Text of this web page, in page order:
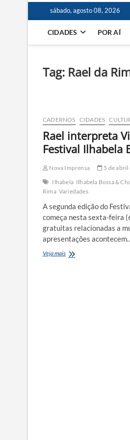
sábado, agosto 08, 2026
CIDADES POR AÍ
Tag: Rael da
CADERNOS CIDADES
Rael interpreta
Festival Ilhabela
Nova Imprensa
5 de abril
Ilhabela Ilhabela Bossa &
Rima Variedades
A segunda edição do
começa nesta sexta-feira
gratuitas relacionadas a
apresentações
Veja maisRael